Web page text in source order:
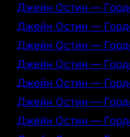
Джейн Остин —
Джейн Остин —
Джейн Остин —
Джейн Остин —
Джейн Остин —
Джейн Остин —
Джейн Остин —